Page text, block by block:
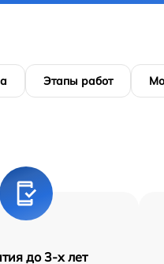
Этапы работ
до 3-х лет